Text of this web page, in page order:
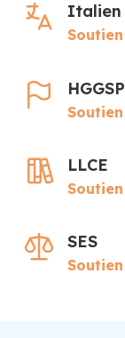
Italien
HGGSP
LLCE
SES